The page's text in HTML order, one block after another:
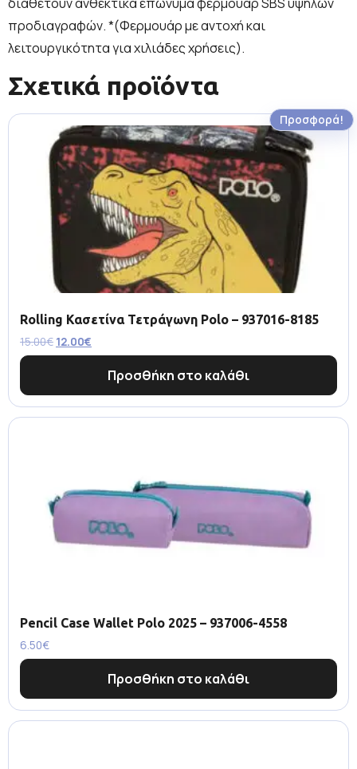
προδιαγραφών. *(Φερμουάρ με αντοχή και
λειτουργικότητα για χιλιάδες χρήσεις).
Σχετικά προϊόντα
Προσφορά!
Rolling Κασετίνα Τετράγωνη Polo – 937016-8185
15.00€ 12.00€
Προσθήκη στο καλάθι
Pencil Case Wallet Polo 2025 – 937006-4558
6.50€
Προσθήκη στο καλάθι